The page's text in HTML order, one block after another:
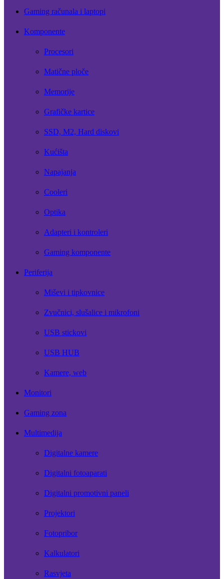
Gaming računala i laptopi
Komponente
Procesori
Matične ploče
Memorije
Grafičke kartice
SSD, M2, Hard diskovi
Kućišta
Napajanja
Cooleri
Optika
Adapteri i kontroleri
Gaming komponente
Periferija
Miševi i tipkovnice
Zvučnici, slušalice i mikrofoni
USB stickovi
USB HUB
Kamere, web
Monitori
Gaming zona
Multimedija
Digitalne kamere
Digitalni fotoaparati
Digitalni promotivni paneli
Projektori
Fotopribor
Kalkulatori
Rasvjeta